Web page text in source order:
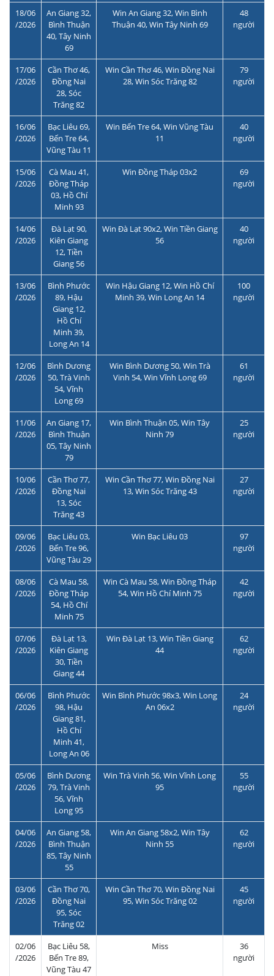
18/06
/2026
An Giang 32,
Bình Thuận
40, Tây Ninh
69
Win An Giang 32, Win Bình
Thuận 40, Win Tây Ninh 69
48
người
17/06
/2026
Cần Thơ 46,
Đồng Nai
28, Sóc
Trăng 82
Win Cần Thơ 46, Win Đồng Nai
28, Win Sóc Trăng 82
79
người
16/06
/2026
Bạc Liêu 69,
Bến Tre 64,
Vũng Tàu 11
Win Bến Tre 64, Win Vũng Tàu
11
40
người
15/06
/2026
Cà Mau 41,
Đồng Tháp
03, Hồ Chí
Minh 93
Win Đồng Tháp 03x2
69
người
14/06
/2026
Đà Lạt 90,
Kiên Giang
12, Tiền
Giang 56
Win Đà Lạt 90x2, Win Tiền Giang
56
40
người
13/06
/2026
Bình Phước
89, Hậu
Giang 12,
Hồ Chí
Minh 39,
Long An 14
Win Hậu Giang 12, Win Hồ Chí
Minh 39, Win Long An 14
100
người
12/06
/2026
Bình Dương
50, Trà Vinh
54, Vĩnh
Long 69
Win Bình Dương 50, Win Trà
Vinh 54, Win Vĩnh Long 69
61
người
11/06
/2026
An Giang 17,
Bình Thuận
05, Tây Ninh
79
Win Bình Thuận 05, Win Tây
Ninh 79
25
người
10/06
/2026
Cần Thơ 77,
Đồng Nai
13, Sóc
Trăng 43
Win Cần Thơ 77, Win Đồng Nai
13, Win Sóc Trăng 43
27
người
09/06
/2026
Bạc Liêu 03,
Bến Tre 96,
Vũng Tàu 29
Win Bạc Liêu 03
97
người
08/06
/2026
Cà Mau 58,
Đồng Tháp
54, Hồ Chí
Minh 75
Win Cà Mau 58, Win Đồng Tháp
54, Win Hồ Chí Minh 75
42
người
07/06
/2026
Đà Lạt 13,
Kiên Giang
30, Tiền
Giang 44
Win Đà Lạt 13, Win Tiền Giang
44
62
người
06/06
/2026
Bình Phước
98, Hậu
Giang 81,
Hồ Chí
Minh 41,
Long An 06
Win Bình Phước 98x3, Win Long
An 06x2
24
người
05/06
/2026
Bình Dương
79, Trà Vinh
56, Vĩnh
Long 95
Win Trà Vinh 56, Win Vĩnh Long
95
55
người
04/06
/2026
An Giang 58,
Bình Thuận
85, Tây Ninh
55
Win An Giang 58x2, Win Tây
Ninh 55
62
người
03/06
/2026
Cần Thơ 70,
Đồng Nai
95, Sóc
Trăng 02
Win Cần Thơ 70, Win Đồng Nai
95, Win Sóc Trăng 02
45
người
02/06
/2026
Bạc Liêu 58,
Bến Tre 89,
Vũng Tàu 47
Miss
36
người